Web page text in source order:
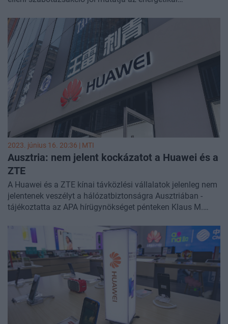
kritikus infrastruktúrák ellenállóképességét vizsgáló EU-
NATO munkacsoport csütörtökön.
2023. június 16. 20:36 | MTI
Ausztria: nem jelent kockázatot a Huawei és a
ZTE
A Huawei és a ZTE kínai távközlési vállalatok jelenleg nem
jelentenek veszélyt a hálózatbiztonságra Ausztriában -
tájékoztatta az APA hírügynökséget pénteken Klaus M.
hatóság (Rundfunk und Telekom Regulierungs GmbH)
távközlési és postaügyi igazgatója.